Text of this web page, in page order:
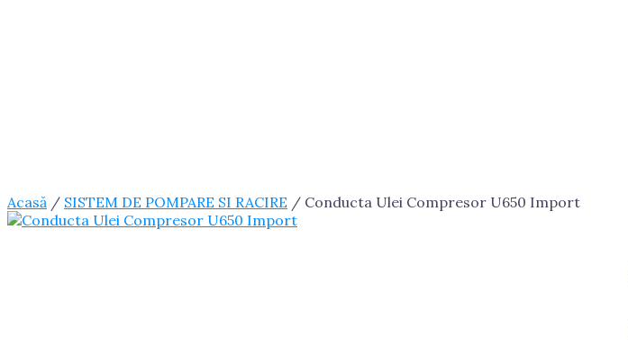
Acasă / SISTEM DE POMPARE SI RACIRE / Conducta Ulei Compresor U650 Import